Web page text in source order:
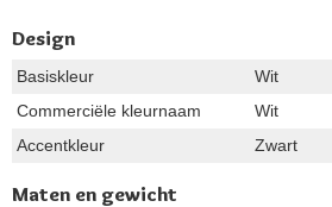
Design
Basiskleur
Wit
Commerciële kleurnaam
Wit
Accentkleur
Zwart
Maten en gewicht